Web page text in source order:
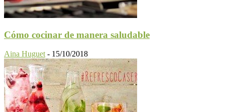
Cómo cocinar de manera saludable
Aina Huguet - 15/10/2018